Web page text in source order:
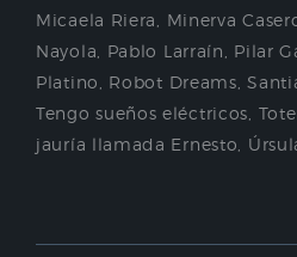
Micaela Riera
Minerva
Nayola
Pablo Larraín Pilar
Platino
Robot Dreams ,
Tengo sueños eléctricos
jauría llamada Ernesto